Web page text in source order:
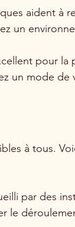
aident à
un
pour la
un mode de
à tous.
par des
le